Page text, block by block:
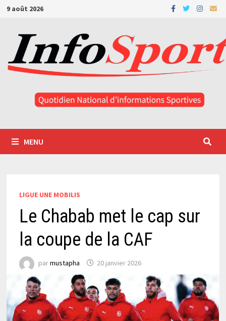
Passer
contenu
9 août 2026
MENU
LIGUE UNE MOBILIS
Le Chabab met le cap sur
la coupe de la CAF
parmustapha 20 janvier 2026